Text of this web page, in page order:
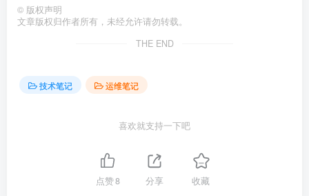
© 版权声明
文章版权归作者所有，未经允许请勿转载。
THE END
技术笔记 运维笔记
喜欢就支持一下吧
点赞8 分享 收藏